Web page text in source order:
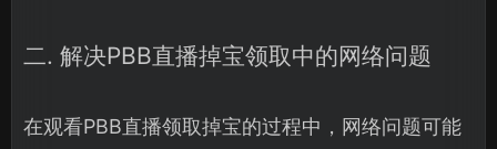
二. 解决PBB直播掉宝领取中的网络问题
在观看PBB直播领取掉宝的过程中，网络问题可能